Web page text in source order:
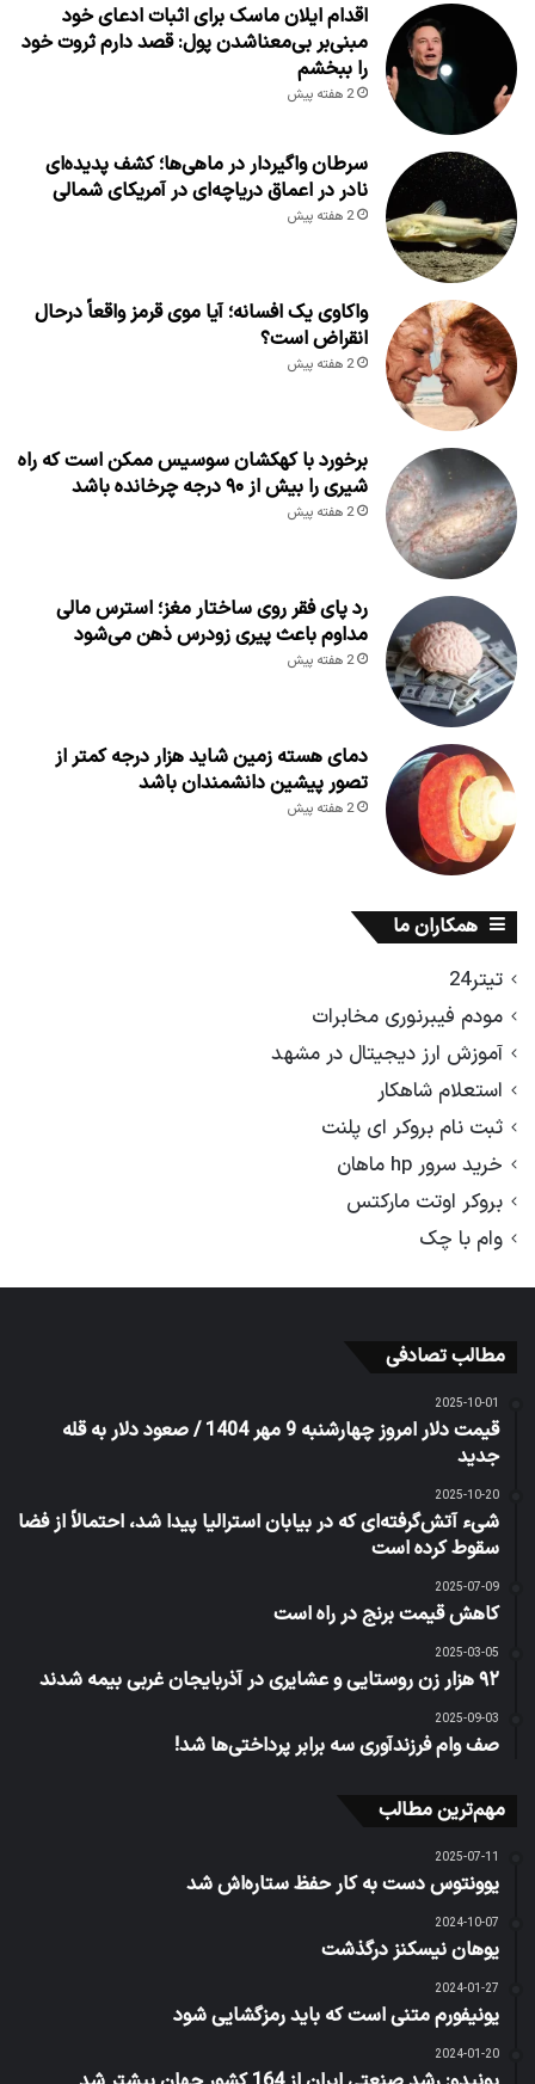
اقدام ایلان ماسک برای اثبات ادعای خود
مبنی‌بر بی‌معناشدن پول: قصد دارم ثروت خود
را ببخشم
2 هفته پیش
سرطان واگیردار در ماهی‌ها؛ کشف پدیده‌ای
نادر در اعماق دریاچه‌ای در آمریکای شمالی
2 هفته پیش
واکاوی یک افسانه؛ آیا موی قرمز واقعاً درحال
انقراض است؟
2 هفته پیش
برخورد با کهکشان سوسیس ممکن است که راه
شیری را بیش از ۹۰ درجه چرخانده باشد
2 هفته پیش
رد پای فقر روی ساختار مغز؛ استرس مالی
مداوم باعث پیری زودرس ذهن می‌شود
2 هفته پیش
دمای هسته زمین شاید هزار درجه کمتر از
تصور پیشین دانشمندان باشد
2 هفته پیش
همکاران ما
تیتر24
مودم فیبرنوری مخابرات
آموزش ارز دیجیتال در مشهد
استعلام شاهکار
ثبت نام بروکر ای پلنت
خرید سرور hp ماهان
بروکر اوتت مارکتس
وام با چک
مطالب تصادفی
2025-10-01
قیمت دلار امروز چهارشنبه 9 مهر 1404 / صعود دلار به قله
جدید
2025-10-20
شیء آتش‌گرفته‌ای که در بیابان استرالیا پیدا شد، احتمالاً از فضا
سقوط کرده است
2025-07-09
کاهش قیمت برنج در راه است
2025-03-05
۹۲ هزار زن روستایی و عشایری در آذربایجان غربی بیمه شدند
2025-09-03
صف وام فرزندآوری سه برابر پرداختی‌ها شد!
مهم‌ترین مطالب
2025-07-11
یوونتوس دست به کار حفظ ستاره‌اش شد
2024-10-07
یوهان نیسکنز درگذشت
2024-01-27
یونیفورم متنی است که باید رمزگشایی شود
2024-01-20